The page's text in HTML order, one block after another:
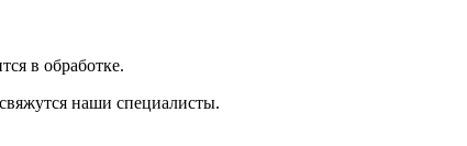
в обработке.
наши специалисты.